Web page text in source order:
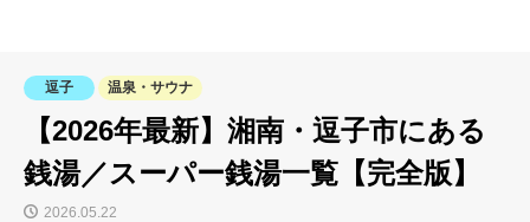
逗子 温泉・サウナ
【2026年最新】湘南・逗子市にある
銭湯／スーパー銭湯一覧【完全版】
2026.05.22